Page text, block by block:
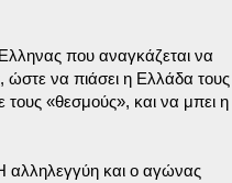
που αναγκάζεται να
ώστε να πιάσει η Ελλάδα τους
τους «θεσμούς», και να μπει η
αλληλεγγύη και ο αγώνας